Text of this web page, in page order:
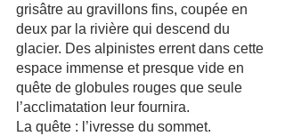
grisâtre au gravillons fins, coupée en
deux par la rivière qui descend du
glacier. Des alpinistes errent dans cette
espace immense et presque vide en
quête de globules rouges que seule
l’acclimatation leur fournira.
La quête : l’ivresse du sommet.